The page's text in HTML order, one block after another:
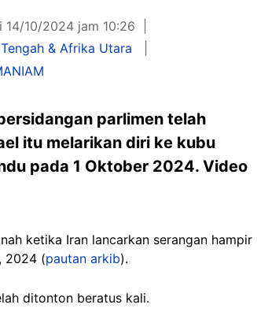
10/2024 jam 10:26
& Afrika Utara
parlimen telah
itu melarikan diri ke kubu
pada 1 Oktober 2024. Video
ketika Iran lancarkan serangan hampir
2024 (pautan arkib).
ditonton beratus kali.